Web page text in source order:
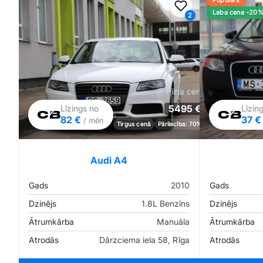
2
Pievienot
Līzings no
82 € / mēn
Pilna cena
5495 €
Tirgus cenā Pārliecība: 70%
Audi A4
Gads
2010
Dzinējs
1.8L Benzīns
Ātrumkārba
Manuāla
Atrodās
Dārzciema iela 58, Rīga
Laba cena -20%
37 €
Gads
Dzinējs
Ātrumkārba
Atrodās